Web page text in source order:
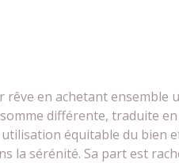
en achetant ensemble
différente, traduite
équitable du bien
la sérénité. Sa part est